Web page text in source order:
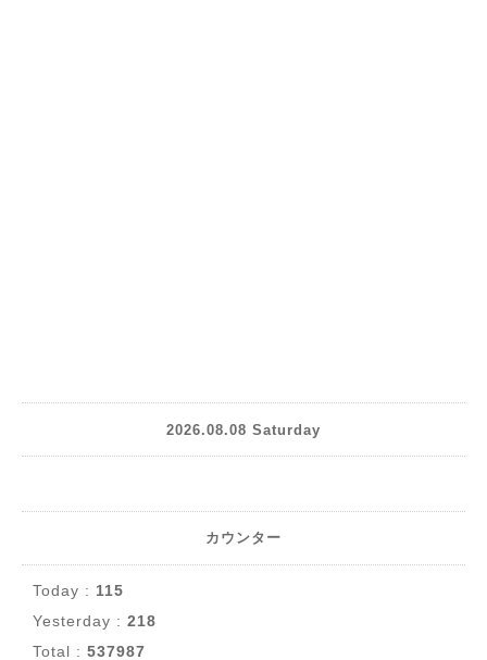
2026.08.08 Saturday
カウンター
Today : 115
Yesterday : 218
Total : 537987